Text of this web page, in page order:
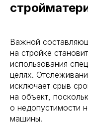
Важной
на стройке
использования
целях.
исключает срыв
на объект,
о недопустимости
машины.